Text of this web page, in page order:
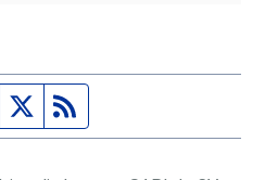
Página de Facebook
Fuente Twitter